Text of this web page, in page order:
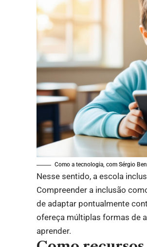
Como a tecnologia, com Sérgio
Nesse sentido, a escola
Compreender a inclusão
de adaptar pontualmente
ofereça múltiplas formas de
aprender.